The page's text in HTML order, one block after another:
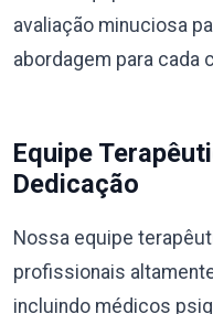
avaliação minuciosa
abordagem para cada
Equipe
Dedicação
Nossa equipe
profissionais
incluindo médicos